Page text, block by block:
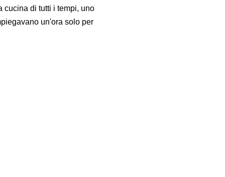
cucina di tutti i tempi, uno
un'ora solo per